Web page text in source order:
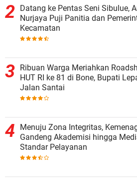
Datang ke Pentas Seni Sibulue,
Nurjaya Puji Panitia dan
Kecamatan
Ribuan Warga Meriahkan
HUT RI ke 81 di Bone, Bupati
Jalan Santai
Menuju Zona Integritas,
Gandeng Akademisi hingga
Standar Pelayanan